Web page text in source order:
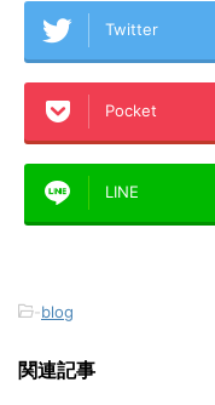
Twitter
Pocket
LINE
-blog
関連記事